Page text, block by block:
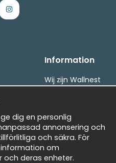
gratis
Information
Wij zijn Wallnest
dig en personlig
annonsering och
och säkra. För
om
deras enheter.